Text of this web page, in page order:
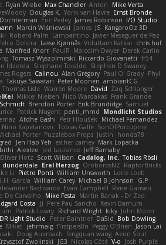
Ryan Wiebe Max Chandler Anton
Mike Verta
Douglas K. Yorik van Havre Ernst Bronde
Eric Perley James Robinson I/O Studio
Marcin Wiśniewski James JS KangaroOz 3D
Roberd Palm Lampantino Javier Meseguer de Paz
Dolstra Lasse Kjønnås Viduttam Katkar chris huf
Manfred Knorr PaulR Malcolm Dwyer Derek Carlin
Tomasz Wyszolmirski Riccardo Giovanetti fr54
Idzerda Stephane Toraldo Stephen D Swaney
Rogers Calinou Alan Gregory Paul O' Grady Phyl
Takuya Sawatari Peter Moonen ambientCG
Thomas Lisle Warren Moore David Zaq Schlanger
Mikkel Nielsen Nico Wardakas Frank Grande
Brendon Porter Erik Brundidge Samuel
Patrick Nugent penti_mmd Mondlicht Studios
Atdhe Gashi Petr Hloušek
Michael Fernandez
Nino Kapetanovic Tobias Gallé SonOfPorcupine
Porter Puzzlebox Props Justin
honda78
Jen Hao Yeh esther carney Mark Lopatka
Alexlee Jed Laurance Jeff Barnaby
Oliver Hotz Scott Wilson Cadalog, Inc. Tobias Rösli
dunderdale Erel Herzog OroborosNZ RaptorBricks
Ike Li Pietro Ponti William Unsworth Lorie Loeb
García William Carey Michael B Johnson
G.P
Bachvarov Evan Campbell Rene Gansen
De Carvalho Mike Festa Martin Banak - Dr Zed
Costa JJ Pere Pau Sancho Kevin Barnum
Patrick Lowry Richard Wright kiky John Moon
Light Studio Peter Baintner Da5id Bob Dowling
Miket jehrmaig f1rstpers0n Peggy O'Brien Jason Lai
Doug Auerbach fengquan wang Aeon Soul
Zwolinski JG3 Nicolas Côté V-o Josh Purple